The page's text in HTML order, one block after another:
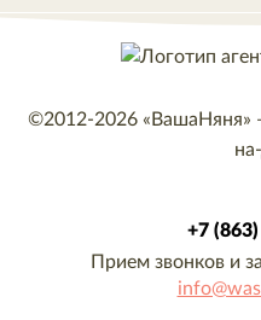
©2012-2026 «ВашаНяня»
+7
Прием звонков и